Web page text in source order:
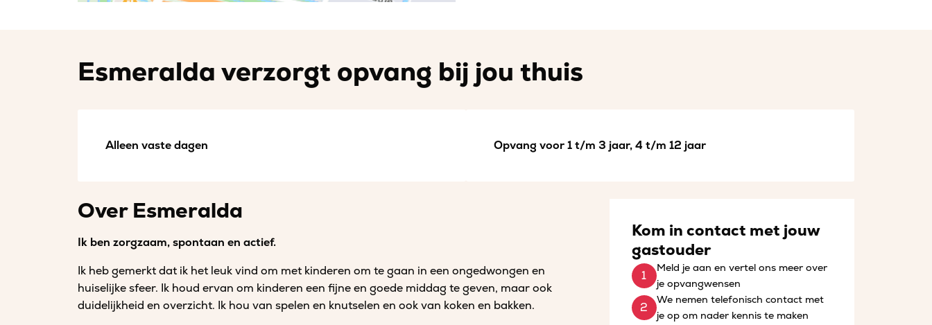
Esmeralda verzorgt opvang bij jou thuis
Alleen vaste dagen Opvang voor 1 t/m 3 jaar, 4 t/m 12 jaar
Over Esmeralda
Ik ben zorgzaam, spontaan en actief.
Ik heb gemerkt dat ik het leuk vind om met kinderen om te gaan in een ongedwongen en
huiselijke sfeer. Ik houd ervan om kinderen een fijne en goede middag te geven, maar ook
duidelijkheid en overzicht. Ik hou van spelen en knutselen en ook van koken en bakken.
Kom in contact met jouw
gastouder
Meld je aan en vertel ons meer over
je opvangwensen
We nemen telefonisch contact met
je op om nader kennis te maken